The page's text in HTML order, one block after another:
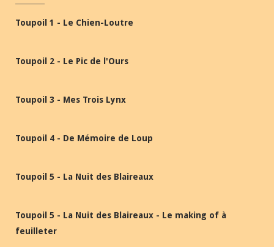
Toupoil 1 - Le Chien-Loutre
Toupoil 2 - Le Pic de l'Ours
Toupoil 3 - Mes Trois Lynx
Toupoil 4 - De Mémoire de Loup
Toupoil 5 - La Nuit des Blaireaux
Toupoil 5 - La Nuit des Blaireaux - Le making of à
feuilleter